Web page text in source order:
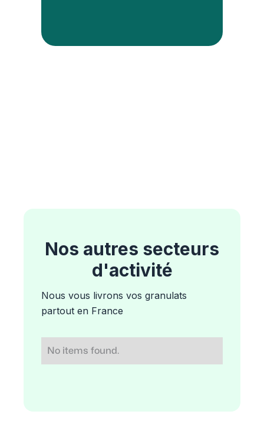
Nos autres secteurs
d'activité
Nous vous livrons vos granulats
partout en France
No items found.